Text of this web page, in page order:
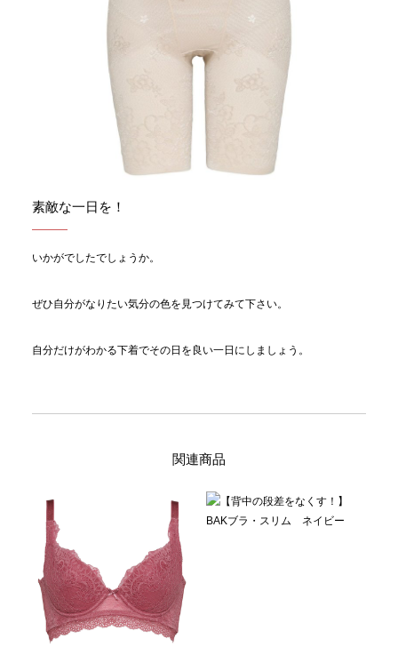
素敵な一日を！
いかがでしたでしょうか。
ぜひ自分がなりたい気分の色を見つけてみて下さい。
自分だけがわかる下着でその日を良い一日にしましょう。
関連商品